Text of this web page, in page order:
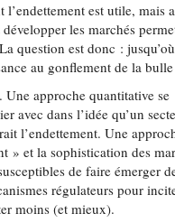
est utile, mais
les marchés
question est donc :
au gonflement de la
approche quantitative se
avec dans l’idée qu’un
l’endettement. Une
» et la sophistication des
de faire émerger
régulateurs pour
moins (et mieux).